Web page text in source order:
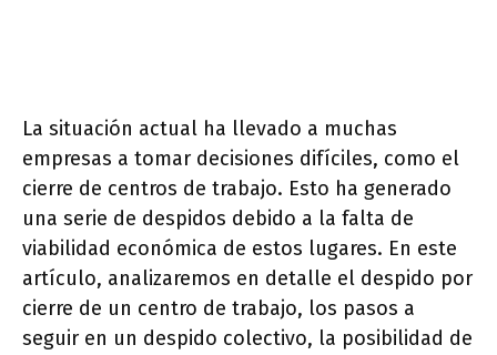
La situación actual ha llevado a muchas
empresas a tomar decisiones difíciles, como el
cierre de centros de trabajo. Esto ha generado
una serie de despidos debido a la falta de
viabilidad económica de estos lugares. En este
artículo, analizaremos en detalle el despido por
cierre de un centro de trabajo, los pasos a
seguir en un despido colectivo, la posibilidad de